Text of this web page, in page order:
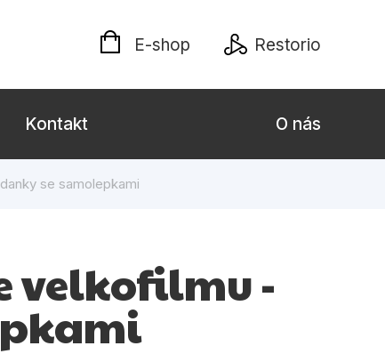
E-shop Restorio
Dárkové publikace
Křížovky
Poezie
pro děti
Kontakt O nás
se samolepkami
velkofilmu -